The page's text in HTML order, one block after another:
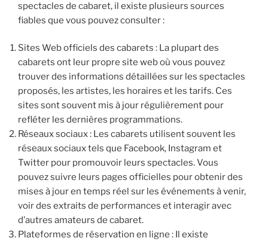
spectacles de cabaret, il existe plusieurs sources
fiables que vous pouvez consulter :
Sites Web officiels des cabarets : La plupart des
cabarets ont leur propre site web où vous pouvez
trouver des informations détaillées sur les spectacles
proposés, les artistes, les horaires et les tarifs. Ces
sites sont souvent mis à jour régulièrement pour
refléter les dernières programmations.
Réseaux sociaux : Les cabarets utilisent souvent les
réseaux sociaux tels que Facebook, Instagram et
Twitter pour promouvoir leurs spectacles. Vous
pouvez suivre leurs pages officielles pour obtenir des
mises à jour en temps réel sur les événements à venir,
voir des extraits de performances et interagir avec
d’autres amateurs de cabaret.
Plateformes de réservation en ligne : Il existe